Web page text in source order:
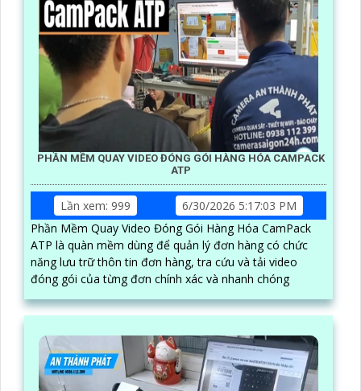
PHẦN MỀM QUAY VIDEO ĐÓNG GÓI HÀNG HÓA CAMPACK
ATP
Lần xem: 999
6/30/2026 5:17:03 PM
Phần Mềm Quay Video Đóng Gói Hàng Hóa CamPack
ATP là quàn mềm dùng để quản lý đơn hàng có chức
năng lưu trữ thôn tin đơn hàng, tra cứu và tải video
đóng gói của từng đơn chính xác và nhanh chóng